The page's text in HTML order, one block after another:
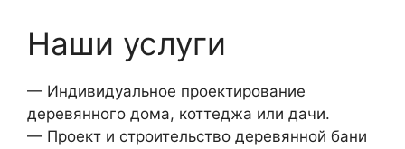
Наши услуги
— Индивидуальное проектирование
деревянного дома, коттеджа или дачи.
— Проект и строительство деревянной бани